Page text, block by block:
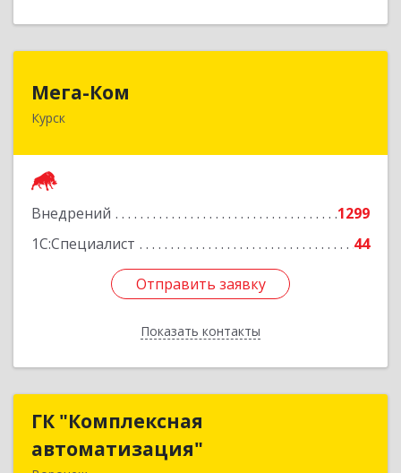
Мега-Ком
Курск
Внедрений
1299
1С:Специалист
44
Отправить заявку
Показать контакты
305001, Курская обл, Курск г, Красной Армии ул,
Отправить заявку
Назад
ГК "Комплексная
автоматизация"
ГК "Комплексная
автоматизация"